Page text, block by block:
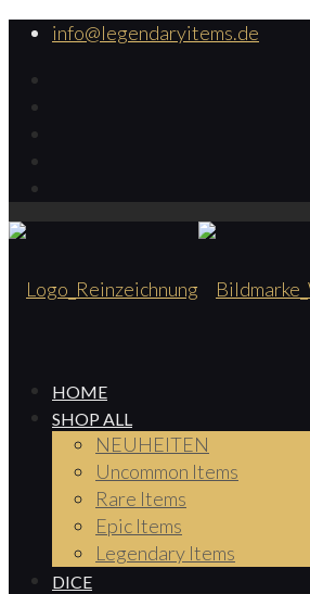
info@legendaryitems.de
HOME
SHOP ALL
NEUHEITEN
Uncommon Items
Rare Items
Epic Items
Legendary Items
DICE